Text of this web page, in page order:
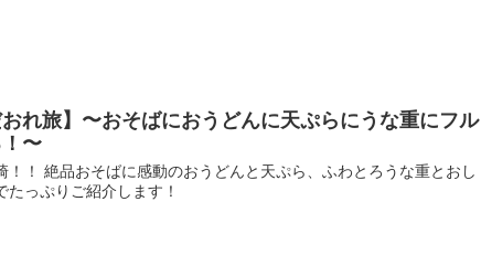
おれ旅】〜おそばにおうどんに天ぷらにうな重にフル
〜
！ 絶品おそばに感動のおうどんと天ぷら、ふわとろうな重とおし
っぷりご紹介します！